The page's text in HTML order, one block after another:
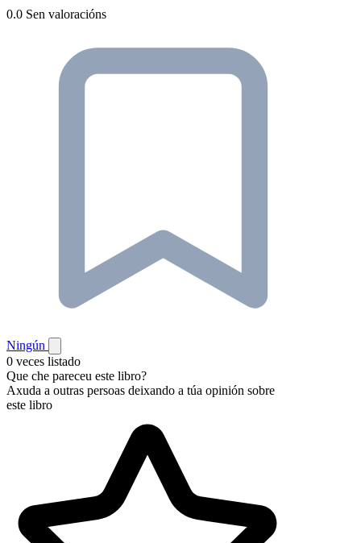
0.0 Sen valoracións
Ningún
0 veces listado
Que che pareceu este libro?
Axuda a outras persoas deixando a túa opinión sobre
este libro